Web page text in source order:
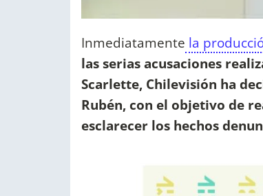
Inmediatamente la
las serias acusaciones
Scarlette, Chilevisión ha
Rubén, con el objetivo de
esclarecer los hechos